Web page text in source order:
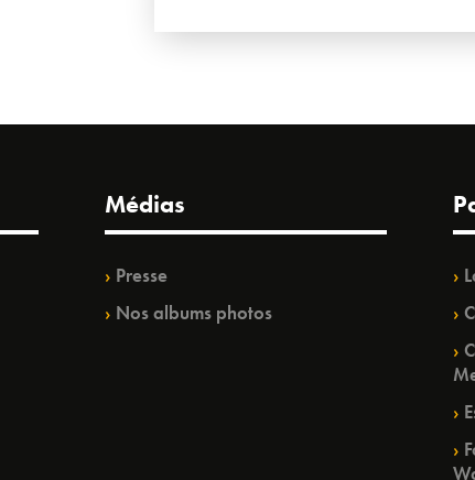
Médias
Presse
Nos albums photos